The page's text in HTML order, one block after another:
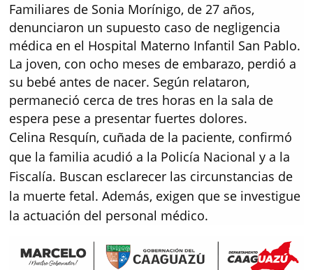
Familiares de Sonia Morínigo, de 27 años,
denunciaron un supuesto caso de negligencia
médica en el Hospital Materno Infantil San Pablo.
La joven, con ocho meses de embarazo, perdió a
su bebé antes de nacer. Según relataron,
permaneció cerca de tres horas en la sala de
espera pese a presentar fuertes dolores.
Celina Resquín, cuñada de la paciente, confirmó
que la familia acudió a la Policía Nacional y a la
Fiscalía. Buscan esclarecer las circunstancias de
la muerte fetal. Además, exigen que se investigue
la actuación del personal médico.